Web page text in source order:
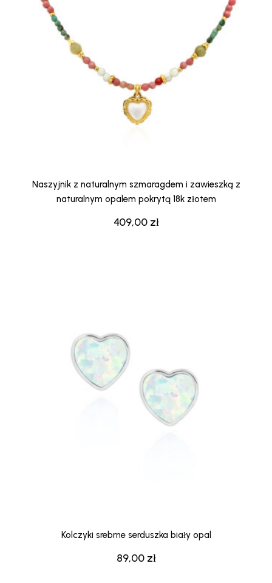
409,00 zł
Naszyjnik z naturalnym szmaragdem i zawieszką z
naturalnym opalem pokrytą 18k złotem
89,00 zł
Kolczyki srebrne serduszka biały opal